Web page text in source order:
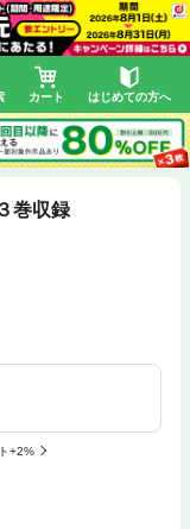
カート はじめての方へ
巻収録
+2%